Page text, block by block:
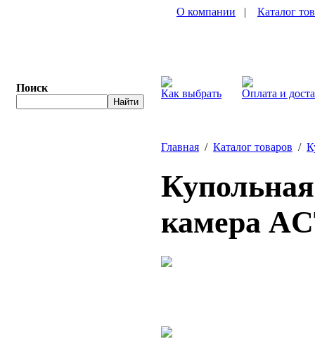
Поиск
О компании | Каталог
Как выбрать Оплата и
Главная / Каталог товаров /
камера